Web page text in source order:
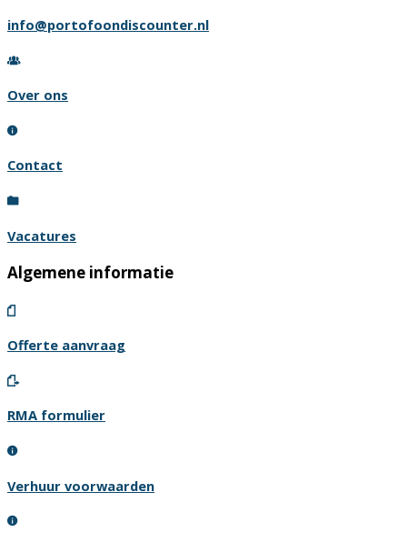
info@portofoondiscounter.nl
Over ons
Contact
Vacatures
Algemene informatie
Offerte aanvraag
RMA formulier
Verhuur voorwaarden